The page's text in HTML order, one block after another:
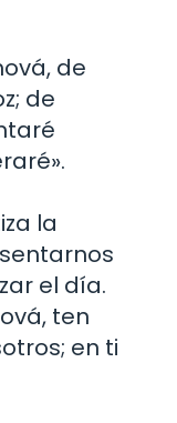
de
de
la
el día.
ten
en ti